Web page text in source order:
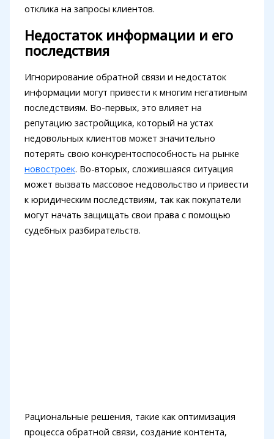
отклика на запросы клиентов.
Недостаток информации и его
последствия
Игнорирование обратной связи и недостаток
информации могут привести к многим негативным
последствиям. Во-первых, это влияет на
репутацию застройщика, который на устах
недовольных клиентов может значительно
потерять свою конкурентоспособность на рынке
новостроек. Во-вторых, сложившаяся ситуация
может вызвать массовое недовольство и привести
к юридическим последствиям, так как покупатели
могут начать защищать свои права с помощью
судебных разбирательств.
Рациональные решения, такие как оптимизация
процесса обратной связи, создание контента,